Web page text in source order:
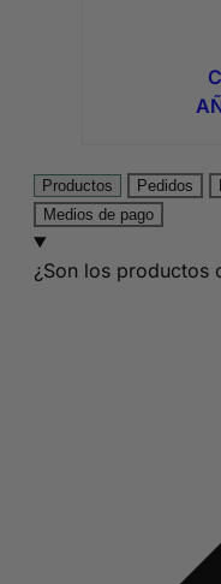
Productos Pedidos
Medios de pago
¿Son los productos